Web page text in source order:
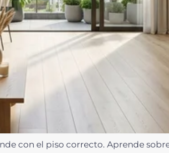
con el piso correcto. Aprende